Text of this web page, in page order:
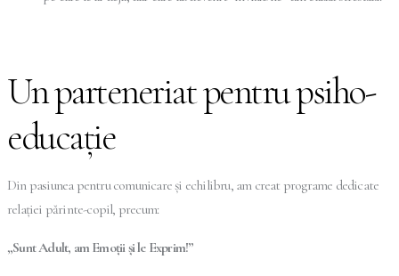
Un parteneriat pentru psiho-
educație
Din pasiunea pentru comunicare și echilibru, am creat programe dedicate
relației părinte-copil, precum:
„Sunt Adult, am Emoții și le Exprim!”